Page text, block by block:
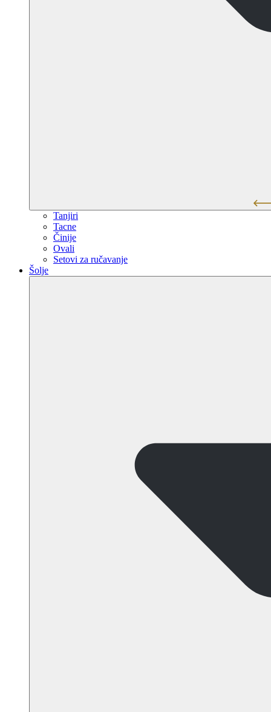
Tanjiri
Tacne
Činije
Ovali
Setovi za ručavanje
Šolje